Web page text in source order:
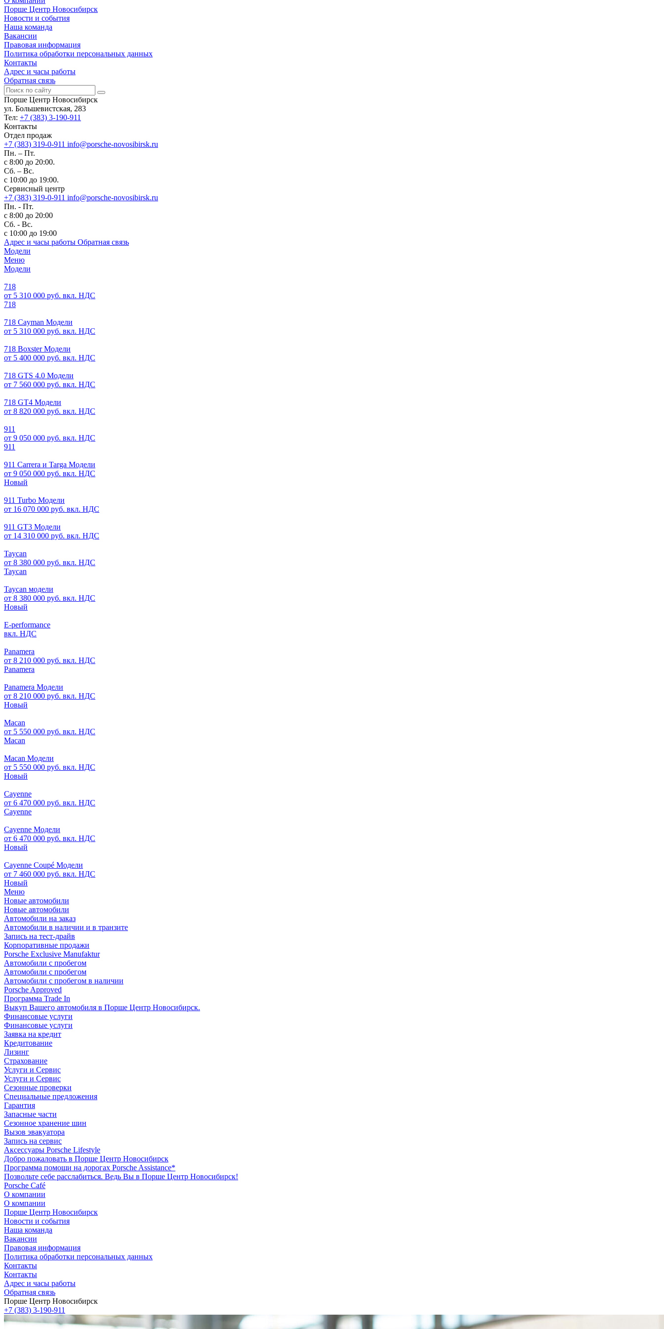
Порше Центр Новосибирск
Новости и события
Наша команда
Вакансии
Правовая информация
Политика обработки персональных данных
Контакты
Адрес и часы работы
Обратная связь
Порше Центр Новосибирск
ул. Большевистская, 283
Тел: +7 (383) 3-190-911
Контакты
Отдел продаж
+7 (383) 319-0-911 info@porsche-novosibirsk.ru
Пн. – Пт.
с 8:00 до 20:00.
Сб. – Вс.
с 10:00 до 19:00.
Сервисный центр
+7 (383) 319-0-911 info@porsche-novosibirsk.ru
Пн. - Пт.
с 8:00 до 20:00
Сб. - Вс.
с 10:00 до 19:00
Адрес и часы работы Обратная связь
Модели
Меню
Модели
718
от 5 310 000 руб. вкл. НДС
718
718 Cayman Модели
от 5 310 000 руб. вкл. НДС
718 Boxster Модели
от 5 400 000 руб. вкл. НДС
718 GTS 4.0 Модели
от 7 560 000 руб. вкл. НДС
718 GT4 Модели
от 8 820 000 руб. вкл. НДС
911
от 9 050 000 руб. вкл. НДС
911
911 Carrera и Targa Модели
от 9 050 000 руб. вкл. НДС
Новый
911 Turbo Модели
от 16 070 000 руб. вкл. НДС
911 GT3 Модели
от 14 310 000 руб. вкл. НДС
Taycan
от 8 380 000 руб. вкл. НДС
Taycan
Taycan модели
от 8 380 000 руб. вкл. НДС
Новый
E-performance
вкл. НДС
Panamera
от 8 210 000 руб. вкл. НДС
Panamera
Panamera Модели
от 8 210 000 руб. вкл. НДС
Новый
Macan
от 5 550 000 руб. вкл. НДС
Macan
Macan Модели
от 5 550 000 руб. вкл. НДС
Новый
Cayenne
от 6 470 000 руб. вкл. НДС
Cayenne
Cayenne Модели
от 6 470 000 руб. вкл. НДС
Новый
Cayenne Coupé Модели
от 7 460 000 руб. вкл. НДС
Новый
Меню
Новые автомобили
Новые автомобили
Автомобили на заказ
Автомобили в наличии и в транзите
Запись на тест-драйв
Корпоративные продажи
Porsche Exclusive Manufaktur
Автомобили с пробегом
Автомобили с пробегом
Автомобили с пробегом в наличии
Porsche Approved
Программа Trade In
Выкуп Вашего автомобиля в Порше Центр Новосибирск.
Финансовые услуги
Финансовые услуги
Заявка на кредит
Кредитование
Лизинг
Страхование
Услуги и Сервис
Услуги и Сервис
Сезонные проверки
Специальные предложения
Гарантия
Запасные части
Сезонное хранение шин
Вызов эвакуатора
Запись на сервис
Аксессуары Porsche Lifestyle
Добро пожаловать в Порше Центр Новосибирск
Программа помощи на дорогах Porsche Assistance*
Позвольте себе расслабиться. Ведь Вы в Порше Центр Новосибирск!
Porsche Café
О компании
О компании
Порше Центр Новосибирск
Новости и события
Наша команда
Вакансии
Правовая информация
Политика обработки персональных данных
Контакты
Контакты
Адрес и часы работы
Обратная связь
Порше Центр Новосибирск
+7 (383) 3-190-911